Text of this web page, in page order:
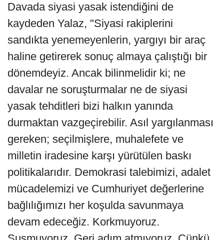
Davada siyasi yasak istendiğini de
kaydeden Yalaz, "Siyasi rakiplerini
sandıkta yenemeyenlerin, yargıyı bir araç
haline getirerek sonuç almaya çalıştığı bir
dönemdeyiz. Ancak bilinmelidir ki; ne
davalar ne soruşturmalar ne de siyasi
yasak tehditleri bizi halkın yanında
durmaktan vazgeçirebilir. Asıl yargılanması
gereken; seçilmişlere, muhalefete ve
milletin iradesine karşı yürütülen baskı
politikalarıdır. Demokrasi talebimizi, adalet
mücadelemizi ve Cumhuriyet değerlerine
bağlılığımızı her koşulda savunmaya
devam edeceğiz. Korkmuyoruz.